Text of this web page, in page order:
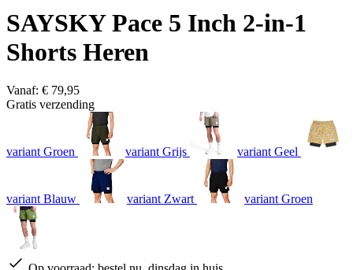
SAYSKY Pace 5 Inch 2-in-1
Shorts Heren
Vanaf: € 79,95
Gratis verzending
variant Groen variant Grijs variant Geel
variant Blauw variant Zwart variant Groen